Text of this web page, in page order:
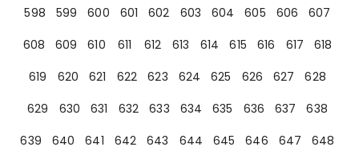
598
599 600 601 602 603 604 605 606
607
608
609 610 611 612 613 614 615 616 617
618
619
620 621 622 623 624 625 626 627
628
629
630 631 632 633 634 635 636 637
638
639
640 641 642 643 644 645 646 647
648